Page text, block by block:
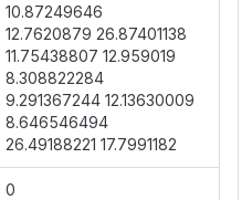
10.87249646
12.7620879 26.87401138
11.75438807 12.959019
8.308822284
9.291367244 12.13630009
8.646546494
26.49188221 17.7991182
0